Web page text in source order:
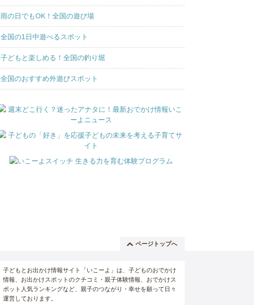
雨の日でもOK！全国の遊び場
全国の1日中遊べるスポット
子どもと楽しめる！全国の釣り堀
全国のおすすめ外遊びスポット
ページトップへ
子どもとお出かけ情報サイト「いこーよ」は、子どものおでかけ
情報、お出かけスポットのクチコミ・親子体験情報、おでかけス
ポット人気ランキングなど、親子のつながり・幸せを願って日々
運営しております。